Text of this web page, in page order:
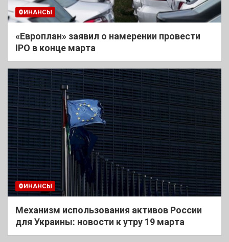
ФИНАНСЫ
«Европлан» заявил о намерении провести
IPO в конце марта
ФИНАНСЫ
Механизм использования активов России
для Украины: новости к утру 19 марта